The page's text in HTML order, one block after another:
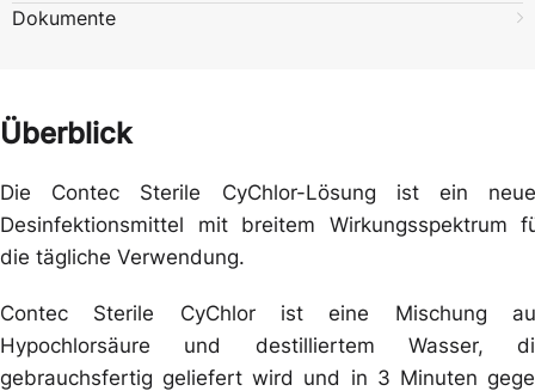
Dokumente
Überblick
Die Contec Sterile CyChlor-Lösung ist ein
Desinfektionsmittel mit breitem Wirkungsspektrum
die tägliche Verwendung.
Contec Sterile CyChlor ist eine Mischung
Hypochlorsäure und destilliertem Wasser,
gebrauchsfertig geliefert wird und in 3 Minuten